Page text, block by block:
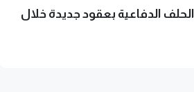
الحلف الدفاعية بعقود جديدة خلال